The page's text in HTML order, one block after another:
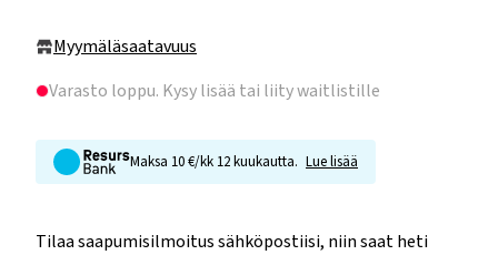
Myymäläsaatavuus
Varasto loppu. Kysy lisää tai liity waitlistille
Maksa 10 €/kk 12 kuukautta. Lue lisää
Tilaa saapumisilmoitus sähköpostiisi, niin saat heti